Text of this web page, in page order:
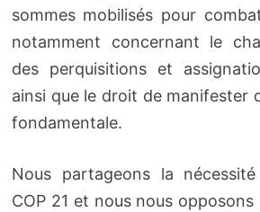
sommes mobilisés pour
notamment concernant le
des perquisitions et
ainsi que le droit de manifester
fondamentale.
Nous partageons la
COP 21 et nous nous opposons